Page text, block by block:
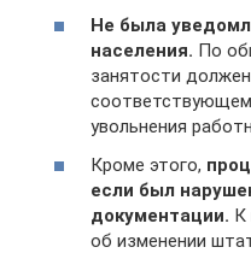
Не была
населения. По
занятости
увольнения
Кроме этого,
если был
документации. К
об изменении